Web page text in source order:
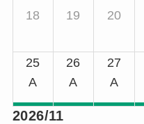
18 19 20
25
A
26
A
27
A
2026/11